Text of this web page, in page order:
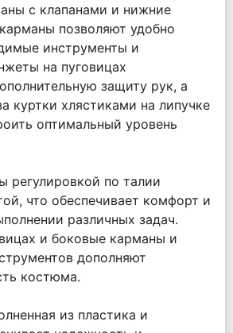
с клапанами и нижние
позволяют удобно
инструменты и
на пуговицах
защиту рук, а
куртки хлястиками на липучке
оптимальный уровень
регулировкой по талии
что обеспечивает комфорт и
различных задач.
и боковые карманы и
дополняют
костюма.
из пластика и